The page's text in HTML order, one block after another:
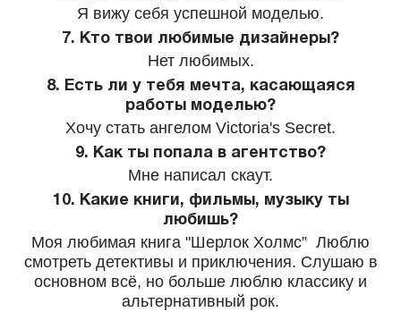
Я вижу себя успешной моделью.
7. Кто твои любимые дизайнеры?
Нет любимых.
8. Есть ли у тебя мечта, касающаяся
работы моделью?
Хочу стать ангелом Victoria's Secret.
9. Как ты попала в агентство?
Мне написал скаут.
10. Какие книги, фильмы, музыку ты
любишь?
Моя любимая книга "Шерлок Холмс” Люблю
смотреть детективы и приключения. Слушаю в
основном всё, но больше люблю классику и
альтернативный рок.